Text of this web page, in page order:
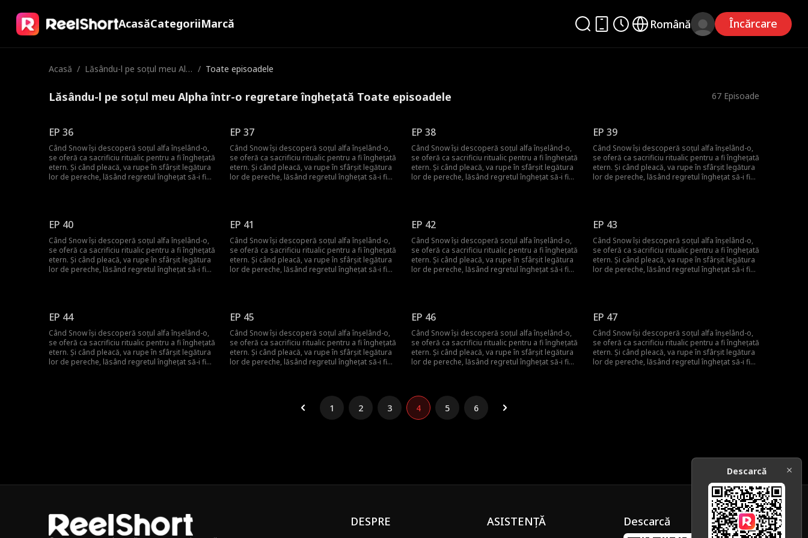
AcasăCategoriiMarcă Română Încărcare
Acasă / Lăsându-l pe soțul meu Alp
ă
/ Toate episoadele
Lăsându-l pe soțul meu Alpha într-o regretare înghețată Toate episoadele 67 Episoade
EP 36
Când Snow își descoperă soțul alfa înșelând-o,
se oferă ca sacrificiu ritualic pentru a fi înghețată
etern. Și când pleacă, va rupe în sfârșit legătura
lor de pereche, lăsând regretul înghețat să-i fie
EP 37
Când Snow își descoperă soțul alfa înșelând-o,
se oferă ca sacrificiu ritualic pentru a fi înghețată
etern. Și când pleacă, va rupe în sfârșit legătura
lor de pereche, lăsând regretul înghețat să-i fie
EP 38
Când Snow își descoperă soțul alfa înșelând-o,
se oferă ca sacrificiu ritualic pentru a fi înghețată
etern. Și când pleacă, va rupe în sfârșit legătura
lor de pereche, lăsând regretul înghețat să-i fie
EP 39
Când Snow își descoperă soțul alfa înșelând-o,
se oferă ca sacrificiu ritualic pentru a fi înghețată
etern. Și când pleacă, va rupe în sfârșit legătura
lor de pereche, lăsând regretul înghețat să-i fie
EP 40
Când Snow își descoperă soțul alfa înșelând-o,
se oferă ca sacrificiu ritualic pentru a fi înghețată
etern. Și când pleacă, va rupe în sfârșit legătura
lor de pereche, lăsând regretul înghețat să-i fie
EP 41
Când Snow își descoperă soțul alfa înșelând-o,
se oferă ca sacrificiu ritualic pentru a fi înghețată
etern. Și când pleacă, va rupe în sfârșit legătura
lor de pereche, lăsând regretul înghețat să-i fie
EP 42
Când Snow își descoperă soțul alfa înșelând-o,
se oferă ca sacrificiu ritualic pentru a fi înghețată
etern. Și când pleacă, va rupe în sfârșit legătura
lor de pereche, lăsând regretul înghețat să-i fie
EP 43
Când Snow își descoperă soțul alfa înșelând-o,
se oferă ca sacrificiu ritualic pentru a fi înghețată
etern. Și când pleacă, va rupe în sfârșit legătura
lor de pereche, lăsând regretul înghețat să-i fie
EP 44
Când Snow își descoperă soțul alfa înșelând-o,
se oferă ca sacrificiu ritualic pentru a fi înghețată
etern. Și când pleacă, va rupe în sfârșit legătura
lor de pereche, lăsând regretul înghețat să-i fie
EP 45
Când Snow își descoperă soțul alfa înșelând-o,
se oferă ca sacrificiu ritualic pentru a fi înghețată
etern. Și când pleacă, va rupe în sfârșit legătura
lor de pereche, lăsând regretul înghețat să-i fie
EP 46
Când Snow își descoperă soțul alfa înșelând-o,
se oferă ca sacrificiu ritualic pentru a fi înghețată
etern. Și când pleacă, va rupe în sfârșit legătura
lor de pereche, lăsând regretul înghețat să-i fie
EP 47
Când Snow își descoperă soțul alfa înșelând-o,
se oferă ca sacrificiu ritualic pentru a fi înghețată
etern. Și când pleacă, va rupe în sfârșit legătura
lor de pereche, lăsând regretul înghețat să-i fie
1 2 3 4 5 6
DESPRE ASISTENȚĂ Descarcă
Descarcă